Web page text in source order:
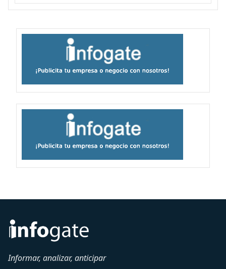
Informar, analizar, anticipar